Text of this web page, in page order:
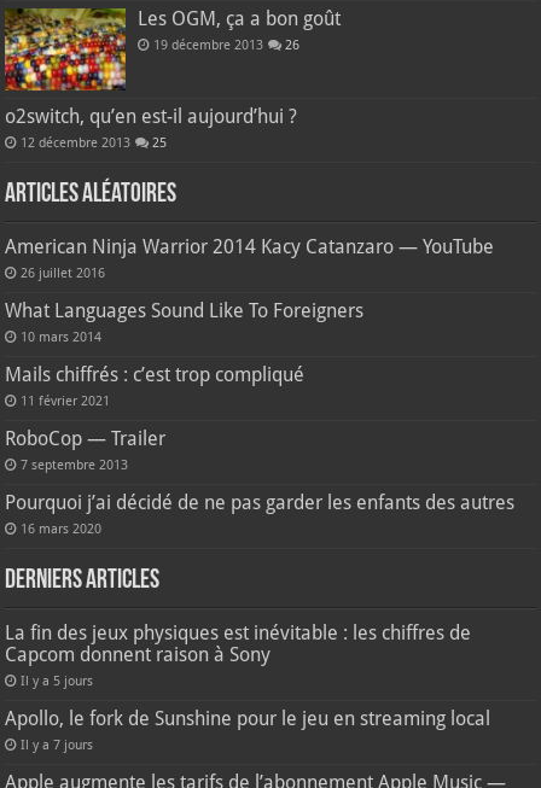
Les OGM, ça a bon goût
19 décembre 2013 26
o2switch, qu’en est-il aujourd’hui ?
12 décembre 2013 25
Articles aléatoires
American Ninja Warrior 2014 Kacy Catanzaro — YouTube
26 juillet 2016
What Languages Sound Like To Foreigners
10 mars 2014
Mails chiffrés : c’est trop compliqué
11 février 2021
RoboCop — Trailer
7 septembre 2013
Pourquoi j’ai décidé de ne pas garder les enfants des autres
16 mars 2020
Derniers articles
La fin des jeux physiques est inévitable : les chiffres de
Capcom donnent raison à Sony
Il y a 5 jours
Apollo, le fork de Sunshine pour le jeu en streaming local
Il y a 7 jours
Apple augmente les tarifs de l’abonnement Apple Music —